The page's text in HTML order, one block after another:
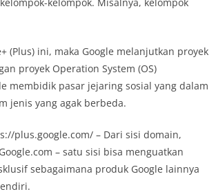
(Plus) ini, maka Google melanjutkan proyek
proyek Operation System (OS)
membidik pasar jejaring sosial yang dalam
jenis yang agak berbeda.
plus.google.com/ – Dari sisi domain,
– satu sisi bisa menguatkan
sebagaimana produk Google lainnya